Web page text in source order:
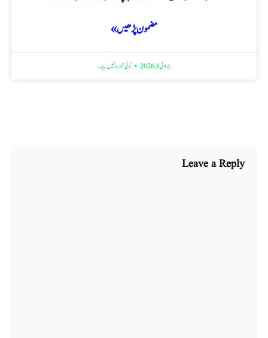
مضمون پڑھیں »
جولائی 8, 2026 کوئی تبصرہ نہیں ہے۔
Leave a Reply